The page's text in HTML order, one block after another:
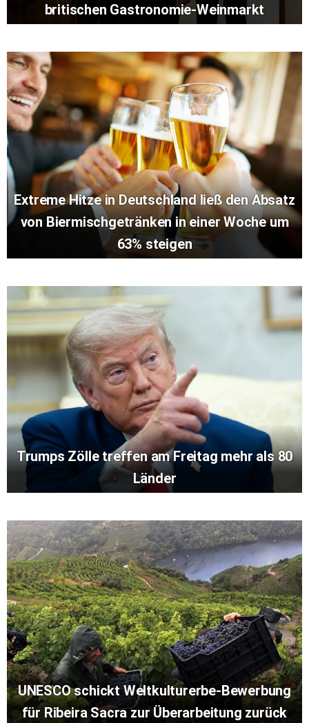
britischen Gastronomie-Weinmarkt
Extreme Hitze in Deutschland ließ den Absatz
von Biermischgetränken in einer Woche um
63% steigen
Trumps Zölle treffen am Freitag mehr als 80
Länder
UNESCO schickt Weltkulturerbe-Bewerbung
für Ribeira Sacra zur Überarbeitung zurück